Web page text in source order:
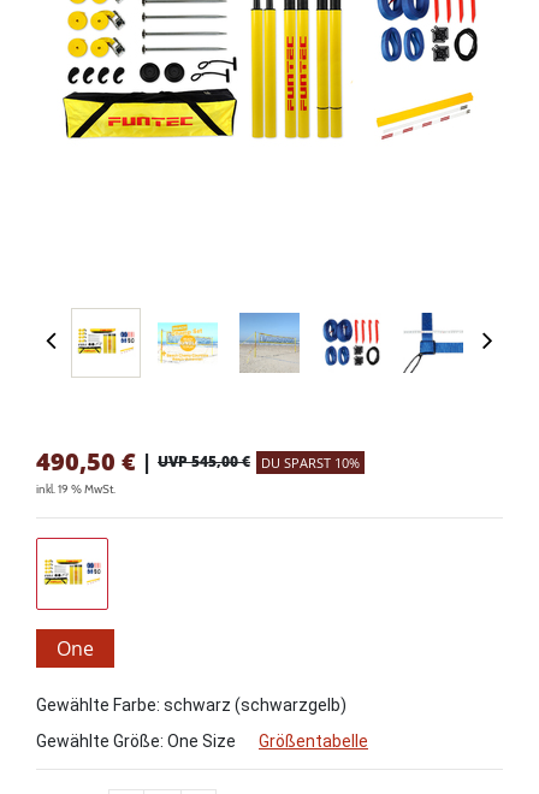
490,50 € | UVP 545,00 € DU SPARST 10%
inkl. 19 % MwSt.
One
Gewählte Farbe: schwarz (schwarzgelb)
Gewählte Größe: One Size Größentabelle